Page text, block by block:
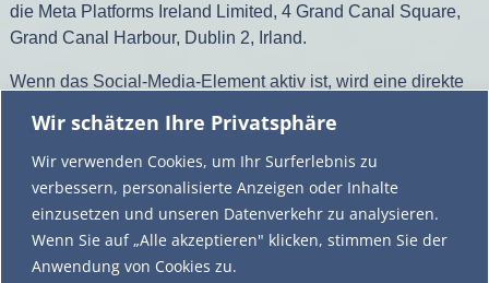
Wir schätzen Ihre Privatsphäre
Wir verwenden Cookies, um Ihr Surferlebnis zu
verbessern, personalisierte Anzeigen oder Inhalte
einzusetzen und unseren Datenverkehr zu analysieren.
Wenn Sie auf „Alle akzeptieren" klicken, stimmen Sie der
Anwendung von Cookies zu.
die Meta Platforms Ireland Limited, 4 Grand Canal Square,
Grand Canal Harbour, Dublin 2, Irland.
Wenn das Social-Media-Element aktiv ist, wird eine direkte
Server hergestellt. Instagram erhält dadurch Informationen
über den Besuch dieser Website durch Sie.
Wenn Sie in Ihrem Instagram-Account eingeloggt sind,
können Sie durch Anklicken des Instagram-Buttons die
Inhalte dieser Website mit Ihrem Instagram-Profil verlinken.